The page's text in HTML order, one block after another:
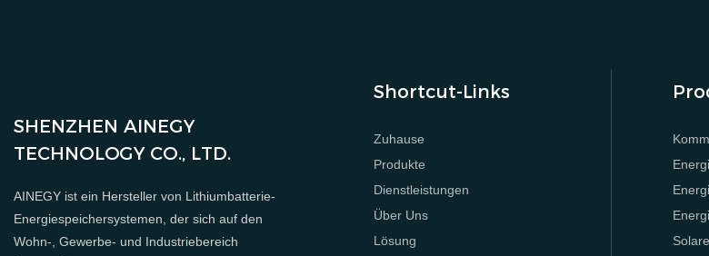
SHENZHEN AINEGY
TECHNOLOGY CO., LTD.
AINEGY ist ein Hersteller von Lithiumbatterie-
Energiespeichersystemen, der sich auf den
Wohn-, Gewerbe- und Industriebereich
Shortcut-Links
Zuhause
Produkte
Dienstleistungen
Über Uns
Lösung